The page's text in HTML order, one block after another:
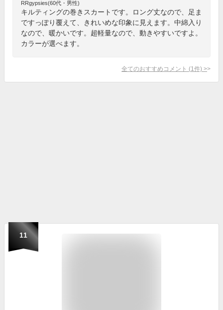
RRgypsies(60代・男性)
キルティングの巻きスカートです。ロング丈なので、足ま
ですっぽり覆えて、きれいめな印象に見えます。中綿入り
なので、暖かいです。超軽量なので、動きやすいですよ。
カラーが選べます。
全てのおすすめコメント (1 件) >
11